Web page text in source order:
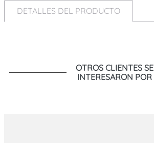
DETALLES DEL PRODUCTO
OTROS CLIENTES SE
INTERESARON POR